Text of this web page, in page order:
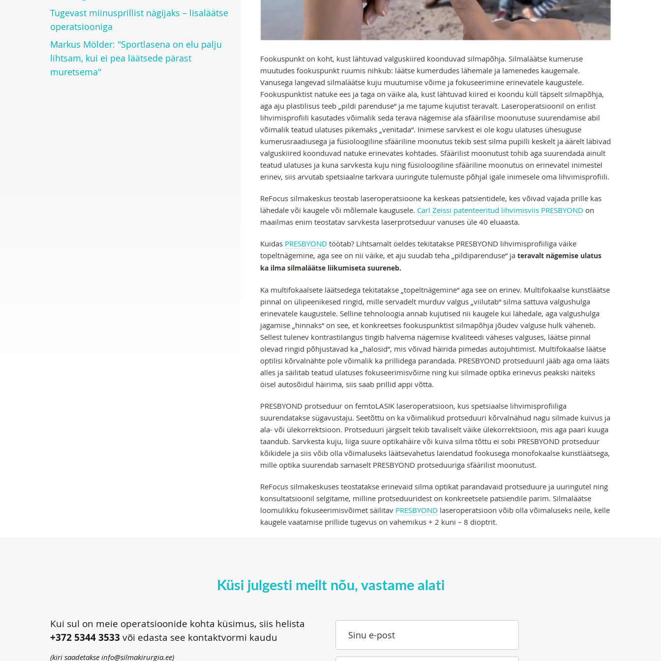
Fookuspunkt on koht, kust lähtuvad valguskiired koonduvad silmapõhja. Silmaläätse kumeruse
muutudes fookuspunkt ruumis nihkub: läätse kumerdudes lähemale ja lamenedes kaugemale.
Vanusega langevad silmaläätse kuju muutumise võime ja fokuseerimine erinevatele kaugustele.
Fookuspunktist natuke ees ja taga on väike ala, kust lähtuvad kiired ei koondu küll täpselt silmapõhja,
aga aju plastilisus teeb „pildi parenduse“ ja me tajume kujutist teravalt. Laseroperatsioonil on erilist
lihvimisprofiili kasutades võimalik seda terava nägemise ala sfäärilise moonutuse suurendamise abil
võimalik teatud ulatuses pikemaks „venitada“. Inimese sarvkest ei ole kogu ulatuses ühesuguse
kumerusraadiusega ja füsioloogiline sfääriline moonutus tekib sest silma pupilli keskelt ja äärelt läbivad
valguskiired koonduvad natuke erinevates kohtades. Sfäärilist moonutust tohib aga suurendada ainult
teatud ulatuses ja kuna sarvkesta kuju ning füsioloogiline sfääriline moonutus on erinevatel inimestel
erinev, siis arvutab spetsiaalne tarkvara uuringute tulemuste põhjal igale inimesele oma lihvimisprofiili.
ReFocus silmakeskus teostab laseroperatsioone ka keskeas patsientidele, kes võivad vajada prille kas
lähedale või kaugele või mõlemale kaugusele. Carl Zeissi patenteeritud lihvimisviis PRESBYOND on
maailmas enim teostatav sarvkesta laserprotseduur vanuses üle 40 eluaasta.
Kuidas PRESBYOND töötab? Lihtsamalt öeldes tekitatakse PRESBYOND lihvimisprofiiliga väike
topeltnägemine, aga see on nii väike, et aju suudab teha „pildiparenduse“ ja teravalt nägemise ulatus
ka ilma silmaläätse liikumiseta suureneb.
Ka multifokaalsete läätsedega tekitatakse „topeltnägemine“ aga see on erinev. Multifokaalse kunstläätse
pinnal on ülipeenikesed ringid, mille servadelt murduv valgus „viilutab“ silma sattuva valgushulga
erinevatele kaugustele. Selline tehnoloogia annab kujutised nii kaugele kui lähedale, aga valgushulga
jagamise „hinnaks“ on see, et konkreetses fookuspunktist silmapõhja jõudev valguse hulk väheneb.
Sellest tulenev kontrastilangus tingib halvema nägemise kvaliteedi väheses valguses, läätse pinnal
olevad ringid põhjustavad ka „halosid“, mis võivad häirida pimedas autojuhtimist. Multifokaalse läätse
optilisi kõrvalnähte pole võimalik ka prillidega parandada. PRESBYOND protseduuril jääb aga oma lääts
alles ja säilitab teatud ulatuses fokuseerimisvõime ning kui silmade optika erinevus peakski näiteks
öisel autosõidul häirima, siis saab prillid appi võtta.
PRESBYOND protseduur on femtoLASIK laseroperatsioon, kus spetsiaalse lihvimisprofiiliga
suurendatakse sügavustaju. Seetõttu on ka võimalikud protseduuri kõrvalnähud nagu silmade kuivus ja
ala- või ülekorrektsioon. Protseduuri järgselt tekib tavaliselt väike ülekorrektsioon, mis aga paari kuuga
taandub. Sarvkesta kuju, liiga suure optikahäire või kuiva silma tõttu ei sobi PRESBYOND protseduur
kõikidele ja siis võib olla võimaluseks läätsevahetus laiendatud fookusega monofokaalse kunstläätsega,
mille optika suurendab sarnaselt PRESBYOND protseduuriga sfäärilist moonutust.
ReFocus silmakeskuses teostatakse erinevaid silma optikat parandavaid protseduure ja uuringutel ning
konsultatsioonil selgitame, milline protseduuridest on konkreetsele patsiendile parim. Silmaläätse
loomulikku fokuseerimisvõimet säilitav PRESBYOND laseroperatsioon võib olla võimaluseks neile, kelle
kaugele vaatamise prillide tugevus on vahemikus + 2 kuni – 8 dioptrit.
Tugevast miinusprillist nägijaks – lisaläätse
operatsiooniga
Markus Mölder: "Sportlasena on elu palju
lihtsam, kui ei pea läätsede pärast
muretsema"
Küsi julgesti meilt nõu, vastame alati
Kui sul on meie operatsioonide kohta küsimus, siis helista
+372 5344 3533 või edasta see kontaktvormi kaudu
(kiri saadetakse info@silmakirurgia.ee)
Sinu e-post